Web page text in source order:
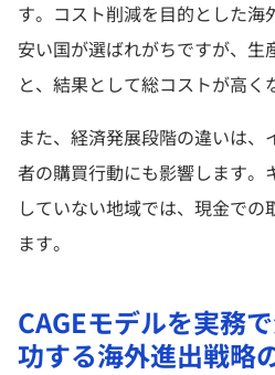
す。コスト削減を目的とした海
安い国が選ばれがちですが、生
と、結果として総コストが高く
また、経済発展段階の違いは
者の購買行動にも影響します。
していない地域では、現金での
ます。
CAGEモデルを実務
功する海外進出戦略